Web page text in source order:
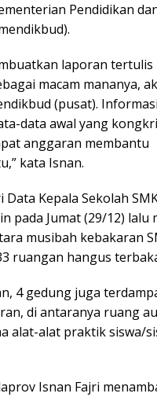
Pendidikan
laporan
macam mananya,
(pusat).
data awal yang
anggaran membantu
kata Isnan.
Data Kepala Sekolah
pada Jumat (29/12) lalu
musibah kebakaran
ruangan hangus
4 gedung juga
di antaranya ruang
alat-alat praktik siswa/
Isnan Fajri